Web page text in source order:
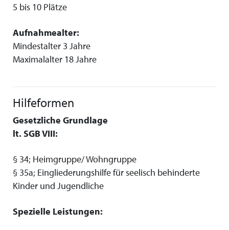
5 bis 10 Plätze
Aufnahmealter:
Mindestalter 3 Jahre
Maximalalter 18 Jahre
Hilfeformen
Gesetzliche Grundlage
lt. SGB VIII:
§ 34; Heimgruppe/ Wohngruppe
§ 35a; Eingliederungshilfe für seelisch behinderte
Kinder und Jugendliche
Spezielle Leistungen: